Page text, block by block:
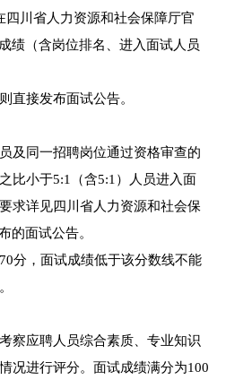
川省人力资源和社会保障厅官
绩（含岗位排名、进入面试人员
直接发布面试公告。
及同一招聘岗位通过资格审查的
比小于5:1（含5:1）人员进入面
求详见四川省人力资源和社会保
的面试公告。
分，面试成绩低于该分数线不能
察应聘人员综合素质、专业知识
况进行评分。面试成绩满分为100